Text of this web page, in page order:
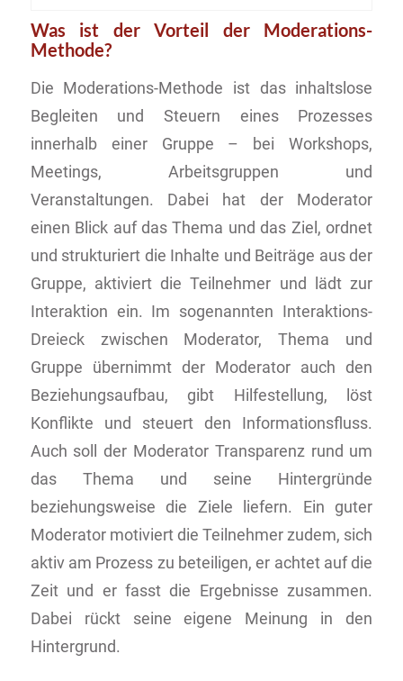
Was ist der Vorteil der Moderations-
Methode?
Die Moderations-Methode ist das inhaltslose
Begleiten und Steuern eines Prozesses
innerhalb einer Gruppe – bei Workshops,
Meetings, Arbeitsgruppen und
Veranstaltungen. Dabei hat der Moderator
einen Blick auf das Thema und das Ziel, ordnet
und strukturiert die Inhalte und Beiträge aus der
Gruppe, aktiviert die Teilnehmer und lädt zur
Interaktion ein. Im sogenannten Interaktions-
Dreieck zwischen Moderator, Thema und
Gruppe übernimmt der Moderator auch den
Beziehungsaufbau, gibt Hilfestellung, löst
Konflikte und steuert den Informationsfluss.
Auch soll der Moderator Transparenz rund um
das Thema und seine Hintergründe
beziehungsweise die Ziele liefern. Ein guter
Moderator motiviert die Teilnehmer zudem, sich
aktiv am Prozess zu beteiligen, er achtet auf die
Zeit und er fasst die Ergebnisse zusammen.
Dabei rückt seine eigene Meinung in den
Hintergrund.